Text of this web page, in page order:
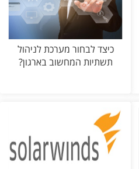
כיצד לבחור מערכת לניהול
תשתיות המחשוב בארגון?